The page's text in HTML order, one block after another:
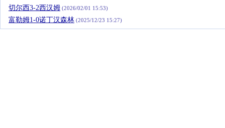
切尔西3-2西汉姆 (2026/02/01 15:53)
富勒姆1-0诺丁汉森林 (2025/12/23 15:27)